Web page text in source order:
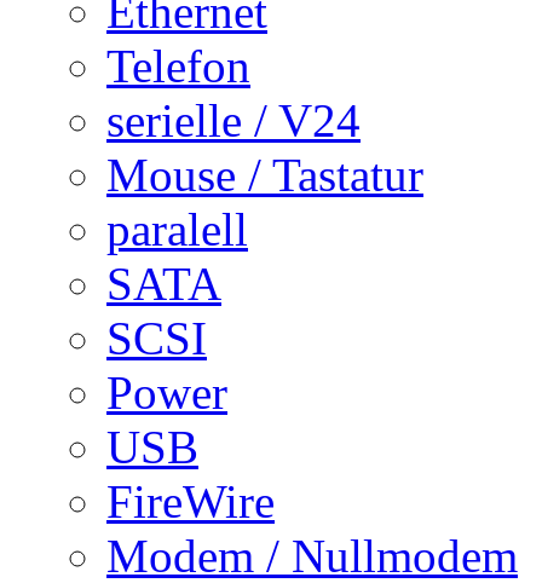
Ethernet
Telefon
serielle / V24
Mouse / Tastatur
paralell
SATA
SCSI
Power
USB
FireWire
Modem / Nullmodem